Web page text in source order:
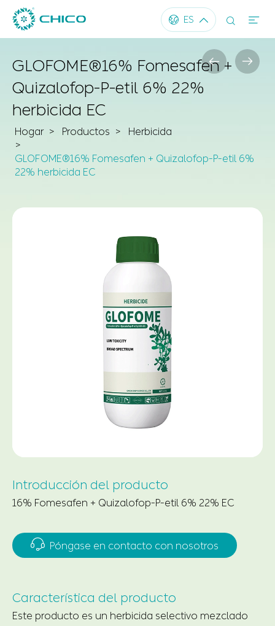
 ES   
GLOFOME®16% Fomesafen +
Quizalofop-P-etil 6% 22%
herbicida EC
Hogar Productos Herbicida
GLOFOME®16% Fomesafen + Quizalofop-P-etil 6%
22% herbicida EC
 
Introducción del producto
16% Fomesafen + Quizalofop-P-etil 6% 22% EC
 Póngase en contacto con nosotros
Característica del producto
Este producto es un herbicida selectivo mezclado